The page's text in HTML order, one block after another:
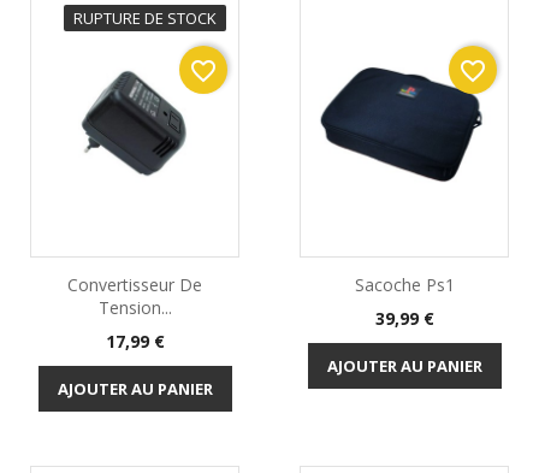
RUPTURE DE STOCK
Convertisseur De
Tension...
Prix
17,99 €
AJOUTER AU PANIER
favorite_border
Sacoche Ps1
Prix
39,99 €
AJOUTER AU PANIER
favorite_border